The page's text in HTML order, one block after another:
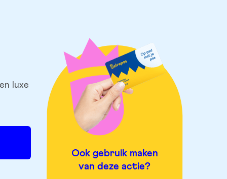
luxe
Ook gebruik maken
van deze actie?